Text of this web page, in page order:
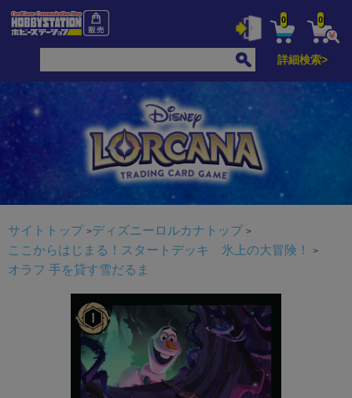
0 0
詳細検索>
サイトトップ
ディズニーロルカナトップ
ここからはじまる！スタートデッキ 氷上の大冒険！
オラフ 手を貸す雪だるま